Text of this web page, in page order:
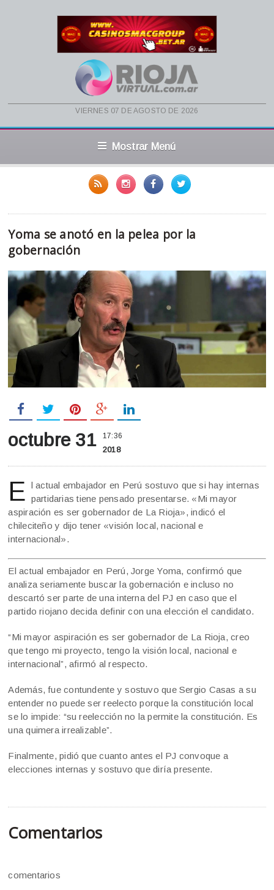
viernes 07 de agosto de 2026
Mostrar Menú
Yoma se anotó en la pelea por la
gobernación
octubre 31 17:36
2018
E l actual embajador en Perú sostuvo que si hay internas
partidarias tiene pensado presentarse. «Mi mayor
aspiración es ser gobernador de La Rioja», indicó el
chileciteño y dijo tener «visión local, nacional e
internacional».
El actual embajador en Perú, Jorge Yoma, confirmó que
analiza seriamente buscar la gobernación e incluso no
descartó ser parte de una interna del PJ en caso que el
partido riojano decida definir con una elección el candidato.
“Mi mayor aspiración es ser gobernador de La Rioja, creo
que tengo mi proyecto, tengo la visión local, nacional e
internacional”, afirmó al respecto.
Además, fue contundente y sostuvo que Sergio Casas a su
entender no puede ser reelecto porque la constitución local
se lo impide: “su reelección no la permite la constitución. Es
una quimera irrealizable”.
Finalmente, pidió que cuanto antes el PJ convoque a
elecciones internas y sostuvo que diría presente.
Comentarios
comentarios